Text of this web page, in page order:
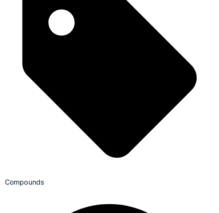
Compounds